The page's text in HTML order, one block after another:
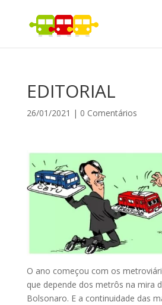
EDITORIAL
26/01/2021 | 0 Comentários
O ano começou com os
que depende dos metrôs na mira
Bolsonaro. E a continuidade das